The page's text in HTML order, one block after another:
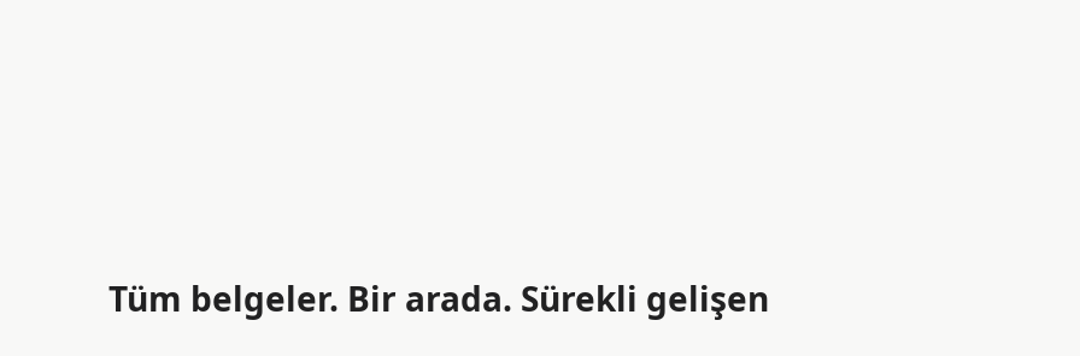
zekâ ile arayın, anlayın ve oluşturun
Tüm belgeler. Bir arada. Sürekli gelişen